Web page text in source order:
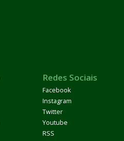
Redes Sociais
Facebook
Instagram
Twitter
Youtube
RSS